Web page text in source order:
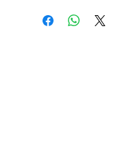
Le
processus de
d'art ?